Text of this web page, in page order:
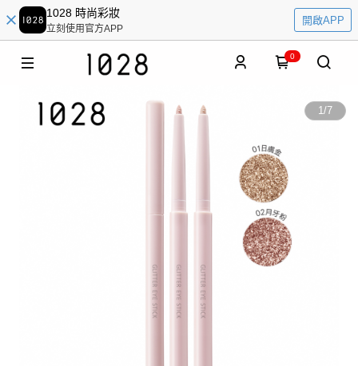
1028 時尚彩妝
立刻使用官方APP
開啟APP
0
1/7